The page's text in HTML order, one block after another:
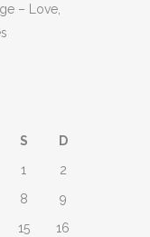
– Love,
S
D
1
2
8
9
15
16